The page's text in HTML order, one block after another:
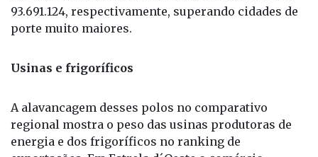
Usinas e frigoríficos
A alavancagem desses polos no comparativo
exportações.Em Estrela d´Oeste o comércio
exterior é baseado em gorduras e óleos animais,
vinculadas às atividades do frigorífico. As de